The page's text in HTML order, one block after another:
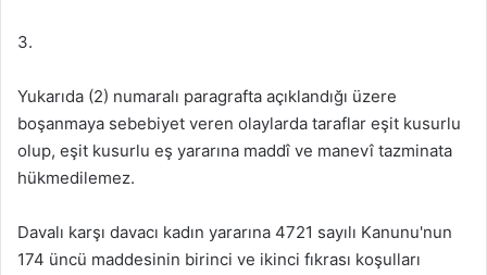
3.
Yukarıda (2) numaralı paragrafta açıklandığı üzere
boşanmaya sebebiyet veren olaylarda taraflar eşit kusurlu
olup, eşit kusurlu eş yararına maddî ve manevî tazminata
hükmedilemez.
Davalı karşı davacı kadın yararına 4721 sayılı Kanunu'nun
174 üncü maddesinin birinci ve ikinci fıkrası koşulları